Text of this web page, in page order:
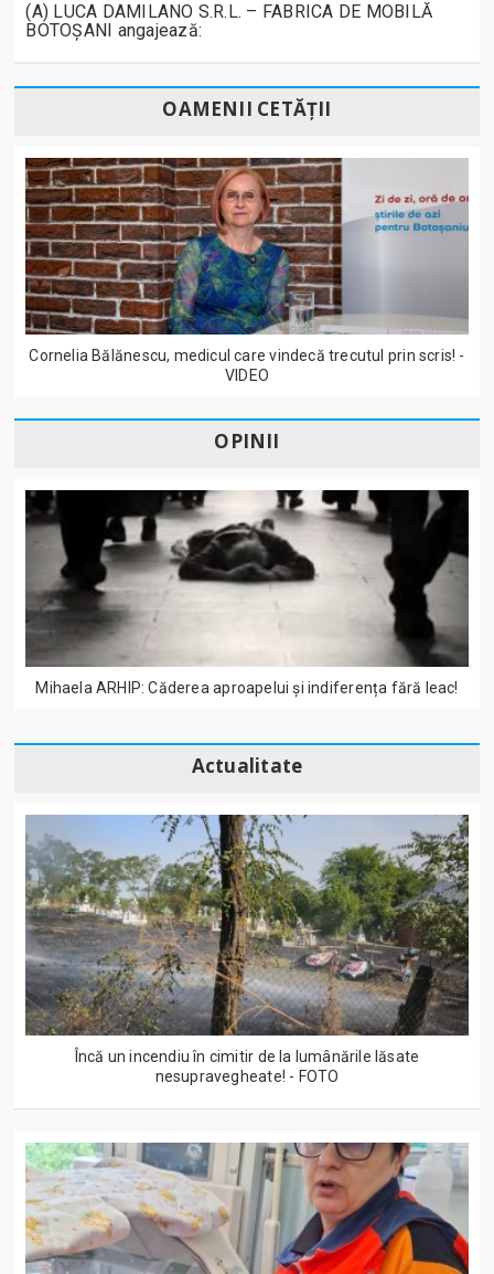
(A) LUCA DAMILANO S.R.L. – FABRICA DE MOBILĂ
BOTOȘANI angajează:
OAMENII CETĂȚII
Cornelia Bălănescu, medicul care vindecă trecutul prin scris! -
VIDEO
OPINII
Mihaela ARHIP: Căderea aproapelui și indiferența fără leac!
Actualitate
Încă un incendiu în cimitir de la lumânările lăsate
nesupravegheate! - FOTO